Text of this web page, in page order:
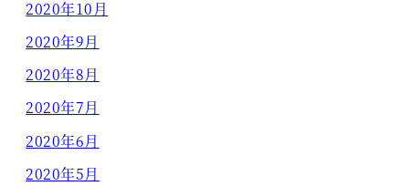
2020年10月
2020年9月
2020年8月
2020年7月
2020年6月
2020年5月